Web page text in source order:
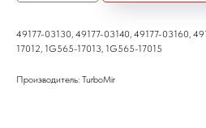
49177-03130, 49177-03140, 49177-03160,
17012, 1G565-17013, 1G565-17015
Производитель: TurboMir